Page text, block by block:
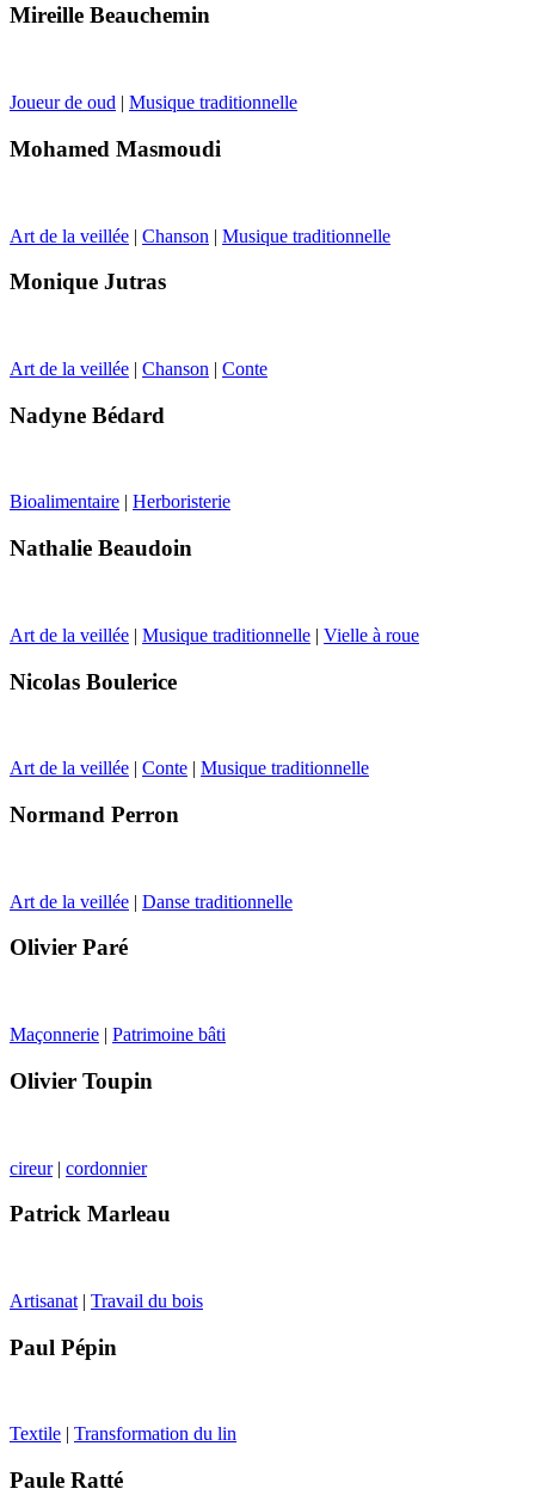
Mireille Beauchemin
Joueur de oud | Musique traditionnelle
Mohamed Masmoudi
Art de la veillée | Chanson | Musique traditionnelle
Monique Jutras
Art de la veillée | Chanson | Conte
Nadyne Bédard
Bioalimentaire | Herboristerie
Nathalie Beaudoin
Art de la veillée | Musique traditionnelle | Vielle à roue
Nicolas Boulerice
Art de la veillée | Conte | Musique traditionnelle
Normand Perron
Art de la veillée | Danse traditionnelle
Olivier Paré
Maçonnerie | Patrimoine bâti
Olivier Toupin
cireur| cordonnier
Patrick Marleau
Artisanat | Travail du bois
Paul Pépin
Textile | Transformation du lin
Paule Ratté